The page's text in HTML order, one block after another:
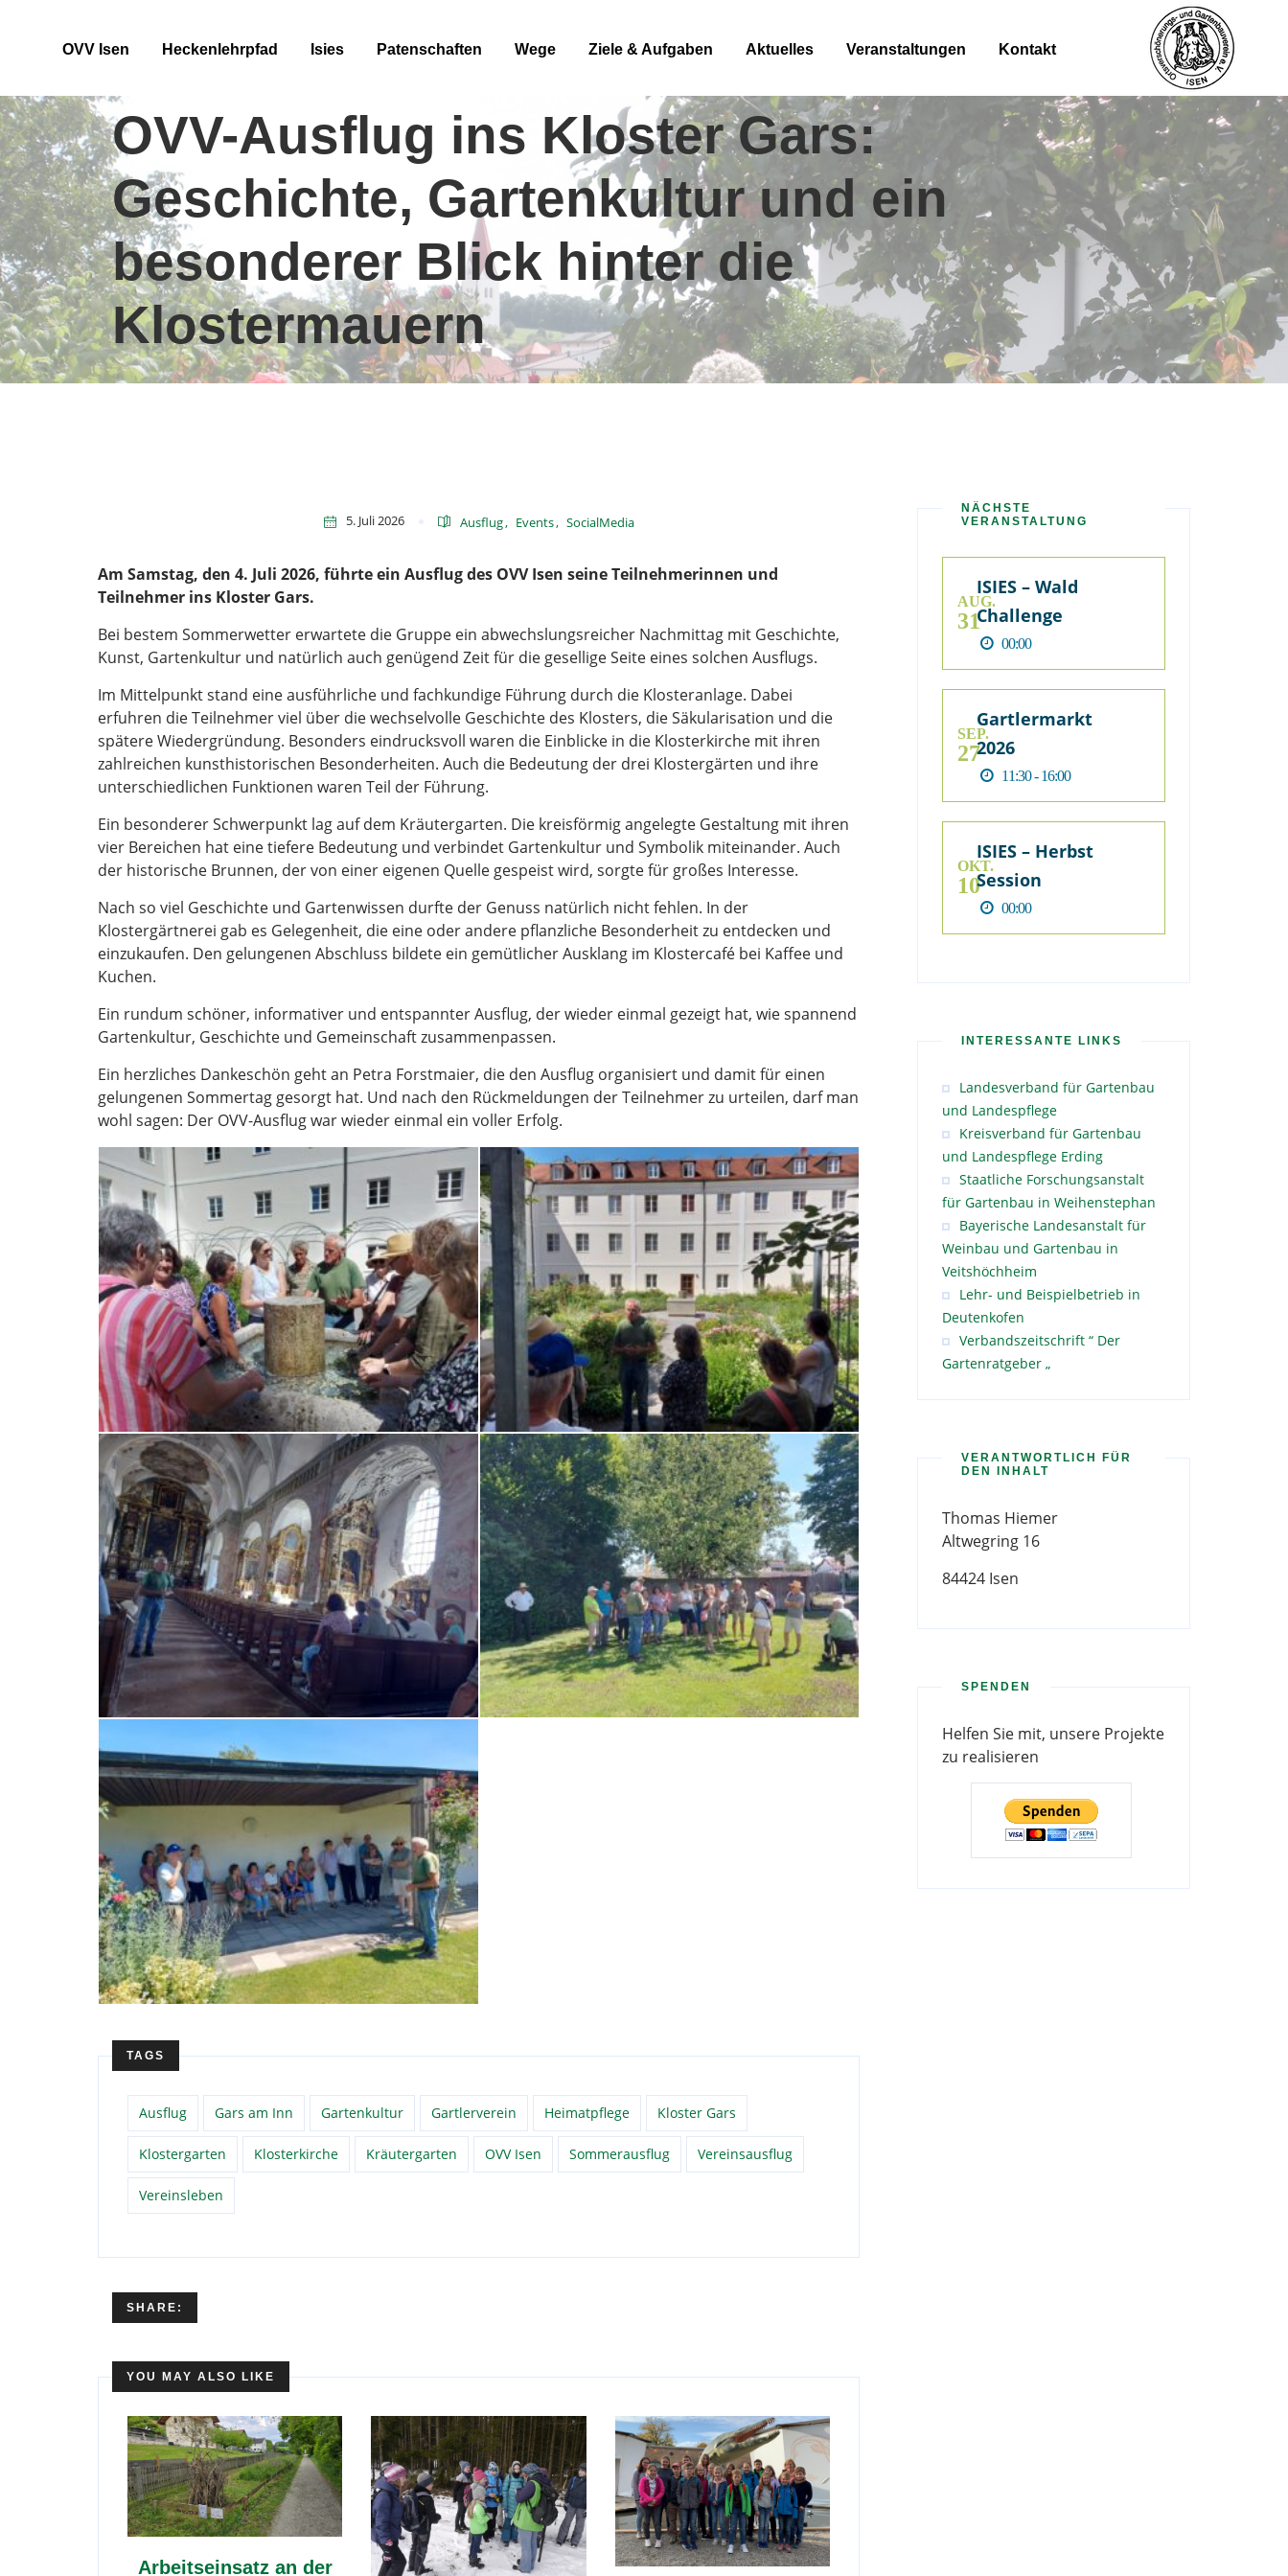
OVV Isen Heckenlehrpfad Isies Patenschaften Wege Ziele & Aufgaben Aktuelles Veranstaltungen Kontakt
OVV-Ausflug ins Kloster Gars:
Geschichte, Gartenkultur und ein
besonderer Blick hinter die
Klostermauern
5. Juli 2026 Ausflug Events SocialMedia
Am Samstag, den 4. Juli 2026, führte ein Ausflug des OVV Isen seine Teilnehmerinnen und
Teilnehmer ins Kloster Gars.
Bei bestem Sommerwetter erwartete die Gruppe ein abwechslungsreicher Nachmittag mit Geschichte,
Kunst, Gartenkultur und natürlich auch genügend Zeit für die gesellige Seite eines solchen Ausflugs.
Im Mittelpunkt stand eine ausführliche und fachkundige Führung durch die Klosteranlage. Dabei
erfuhren die Teilnehmer viel über die wechselvolle Geschichte des Klosters, die Säkularisation und die
spätere Wiedergründung. Besonders eindrucksvoll waren die Einblicke in die Klosterkirche mit ihren
zahlreichen kunsthistorischen Besonderheiten. Auch die Bedeutung der drei Klostergärten und ihre
unterschiedlichen Funktionen waren Teil der Führung.
Ein besonderer Schwerpunkt lag auf dem Kräutergarten. Die kreisförmig angelegte Gestaltung mit ihren
vier Bereichen hat eine tiefere Bedeutung und verbindet Gartenkultur und Symbolik miteinander. Auch
der historische Brunnen, der von einer eigenen Quelle gespeist wird, sorgte für großes Interesse.
Nach so viel Geschichte und Gartenwissen durfte der Genuss natürlich nicht fehlen. In der
Klostergärtnerei gab es Gelegenheit, die eine oder andere pflanzliche Besonderheit zu entdecken und
einzukaufen. Den gelungenen Abschluss bildete ein gemütlicher Ausklang im Klostercafé bei Kaffee und
Kuchen.
Ein rundum schöner, informativer und entspannter Ausflug, der wieder einmal gezeigt hat, wie spannend
Gartenkultur, Geschichte und Gemeinschaft zusammenpassen.
Ein herzliches Dankeschön geht an Petra Forstmaier, die den Ausflug organisiert und damit für einen
gelungenen Sommertag gesorgt hat. Und nach den Rückmeldungen der Teilnehmer zu urteilen, darf man
wohl sagen: Der OVV-Ausflug war wieder einmal ein voller Erfolg.
TAGS
Ausflug Gars am Inn Gartenkultur Gartlerverein Heimatpflege Kloster Gars
Klostergarten Klosterkirche Kräutergarten OVV Isen Sommerausflug Vereinsausflug
Vereinsleben
SHARE:
YOU MAY ALSO LIKE
Arbeitseinsatz an der
NÄCHSTE
VERANSTALTUNG
AUG.
31
ISIES – Wald
Challenge
00:00
SEP.
27
Gartlermarkt
2026
11:30 - 16:00
OKT.
10
ISIES – Herbst
Session
00:00
INTERESSANTE LINKS
Landesverband für Gartenbau
und Landespflege
Kreisverband für Gartenbau
und Landespflege Erding
Staatliche Forschungsanstalt
für Gartenbau in Weihenstephan
Bayerische Landesanstalt für
Weinbau und Gartenbau in
Veitshöchheim
Lehr- und Beispielbetrieb in
Deutenkofen
Verbandszeitschrift “ Der
Gartenratgeber „
VERANTWORTLICH FÜR
DEN INHALT
Thomas Hiemer
Altwegring 16
84424 Isen
SPENDEN
Helfen Sie mit, unsere Projekte
zu realisieren